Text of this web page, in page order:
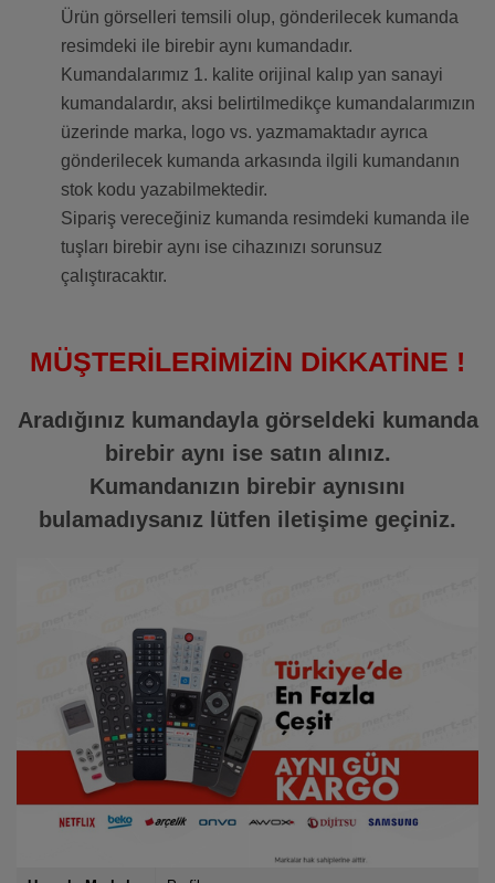
Ürün görselleri temsili olup, gönderilecek kumanda
resimdeki ile birebir aynı kumandadır.
Kumandalarımız 1. kalite orijinal kalıp yan sanayi
kumandalardır, aksi belirtilmedikçe kumandalarımızın
üzerinde marka, logo vs. yazmamaktadır ayrıca
gönderilecek kumanda arkasında ilgili kumandanın
stok kodu yazabilmektedir.
Sipariş vereceğiniz kumanda resimdeki kumanda ile
tuşları birebir aynı ise cihazınızı sorunsuz
çalıştıracaktır.
MÜŞTERİLERİMİZİN DİKKATİNE !
Aradığınız kumandayla görseldeki kumanda
birebir aynı ise satın alınız.
Kumandanızın birebir aynısını
bulamadıysanız lütfen iletişime geçiniz.